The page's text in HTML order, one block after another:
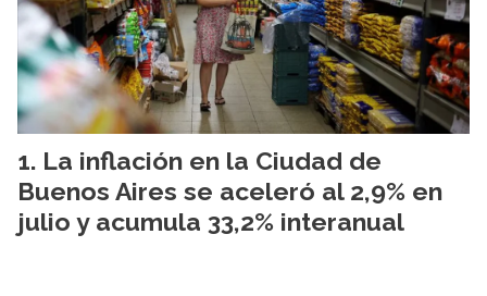
La inflación en la Ciudad de
Buenos Aires se aceleró al 2,9% en
julio y acumula 33,2% interanual